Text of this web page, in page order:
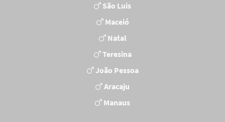
São Luis
Maceió
Natal
Teresina
João Pessoa
Aracaju
Manaus